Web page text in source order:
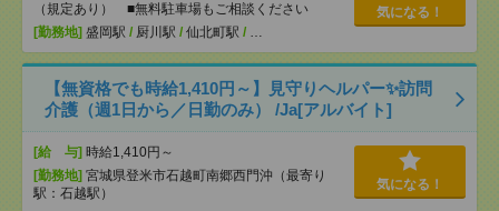
（規定あり） ■無料駐車場もご相談ください
[勤務地] 盛岡駅 / 厨川駅 / 仙北町駅 / …
気になる！
【無資格でも時給1,410円～】見守りヘルパー✨訪問
介護（週1日から／日勤のみ） /Ja[アルバイト]
[給 与] 時給1,410円～
[勤務地] 宮城県登米市石越町南郷西門沖（最寄り
駅：石越駅）
気になる！